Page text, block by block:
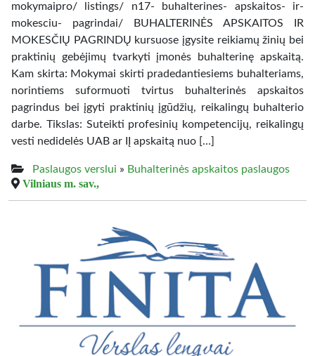
mokymaipro/ listings/ n17- buhalterines- apskaitos- ir-
mokesciu- pagrindai/ BUHALTERINĖS APSKAITOS IR
MOKESČIŲ PAGRINDŲ kursuose įgysite reikiamų žinių bei
praktinių gebėjimų tvarkyti įmonės buhalterinę apskaitą.
Kam skirta: Mokymai skirti pradedantiesiems buhalteriams,
norintiems suformuoti tvirtus buhalterinės apskaitos
pagrindus bei įgyti praktinių įgūdžių, reikalingų buhalterio
darbe. Tikslas: Suteikti profesinių kompetencijų, reikalingų
vesti nedidelės UAB ar IĮ apskaitą nuo […]
Paslaugos verslui » Buhalterinės apskaitos paslaugos
Vilniaus m. sav.,